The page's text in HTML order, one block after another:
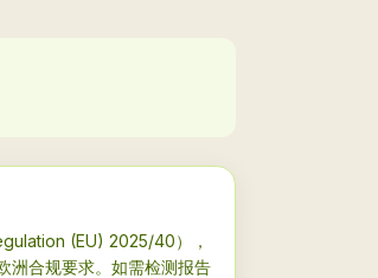
(EU) 2025/40），
洲合规要求。如需检测报告